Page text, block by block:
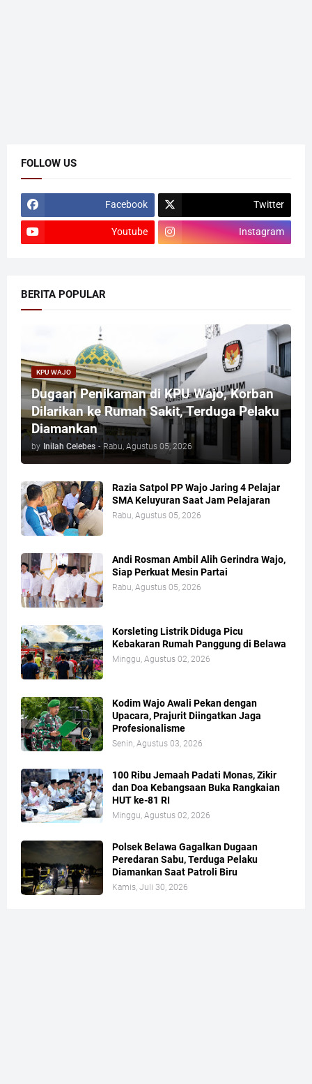
FOLLOW US
Facebook Twitter
Youtube Instagram
BERITA POPULAR
KPU WAJO
Dugaan Penikaman di KPU Wajo, Korban
Dilarikan ke Rumah Sakit, Terduga Pelaku
Diamankan
by Inilah Celebes - Rabu, Agustus 05, 2026
Razia Satpol PP Wajo Jaring 4 Pelajar
SMA Keluyuran Saat Jam Pelajaran
Rabu, Agustus 05, 2026
Andi Rosman Ambil Alih Gerindra Wajo,
Siap Perkuat Mesin Partai
Rabu, Agustus 05, 2026
Korsleting Listrik Diduga Picu
Kebakaran Rumah Panggung di Belawa
Minggu, Agustus 02, 2026
Kodim Wajo Awali Pekan dengan
Upacara, Prajurit Diingatkan Jaga
Profesionalisme
Senin, Agustus 03, 2026
100 Ribu Jemaah Padati Monas, Zikir
dan Doa Kebangsaan Buka Rangkaian
HUT ke-81 RI
Minggu, Agustus 02, 2026
Polsek Belawa Gagalkan Dugaan
Peredaran Sabu, Terduga Pelaku
Diamankan Saat Patroli Biru
Kamis, Juli 30, 2026